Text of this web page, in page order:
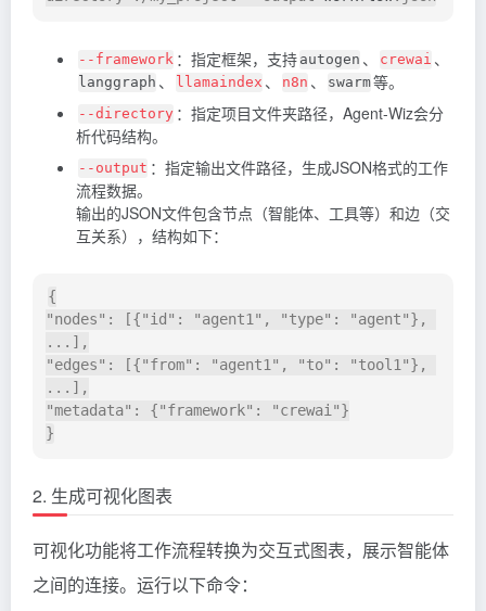
--framework ：指定框架，支持 autogen 、 crewai 、
langgraph 、 llamaindex 、 n8n 、 swarm等。
--directory ：指定项目文件夹路径，Agent-Wiz会分
析代码结构。
--output ：指定输出文件路径，生成JSON格式的工作
流程数据。
输出的JSON文件包含节点（智能体、工具等）和边（交
互关系），结构如下：
{
"nodes": [{"id": "agent1", "type": "agent"},
...],
"edges": [{"from": "agent1", "to": "tool1"},
...],
"metadata": {"framework": "crewai"}
2. 生成可视化图表
可视化功能将工作流程转换为交互式图表，展示智能体
之间的连接。运行以下命令：